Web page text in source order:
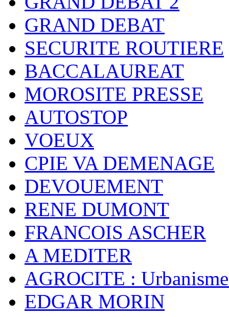
GRAND DEBAT
SECURITE ROUTIERE
BACCALAUREAT
MOROSITE PRESSE
AUTOSTOP
VOEUX
CPIE VA DEMENAGE
DEVOUEMENT
RENE DUMONT
FRANCOIS ASCHER
A MEDITER
AGROCITE :
EDGAR MORIN